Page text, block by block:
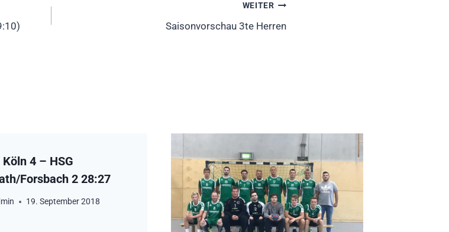
WEITER
Saisonvorschau 3te Herren
4 – HSG
Forsbach 2 28:27
19. September 2018